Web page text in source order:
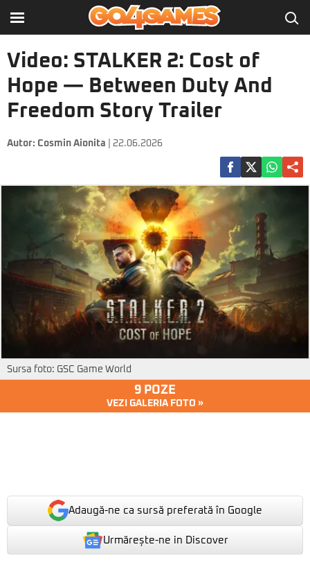
Video: STALKER 2: Cost of
Hope — Between Duty And
Freedom Story Trailer
Autor: Cosmin Aionita | 22.06.2026
Sursa foto: GSC Game World
9 POZE
VEZI GALERIA FOTO »
Adaugă-ne ca sursă preferată în Google
Urmărește-ne in Discover